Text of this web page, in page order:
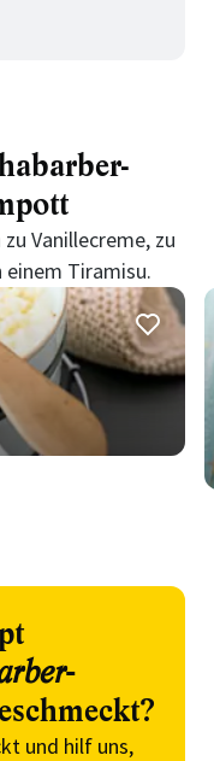
Vanillecreme, zu
Tiramisu.
und hilf uns,